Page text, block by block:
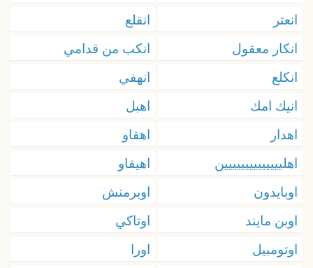
انعتر
انقلع
انكار معقول
انكب من قدامي
انكلع
انهفي
انيك امك
اهبل
اهدار
اهقاو
اهليييييييييييييين
اهيقاو
اوبايدون
اوبرمنش
اوبن مايند
اوتاكي
اوتومبيل
اورا